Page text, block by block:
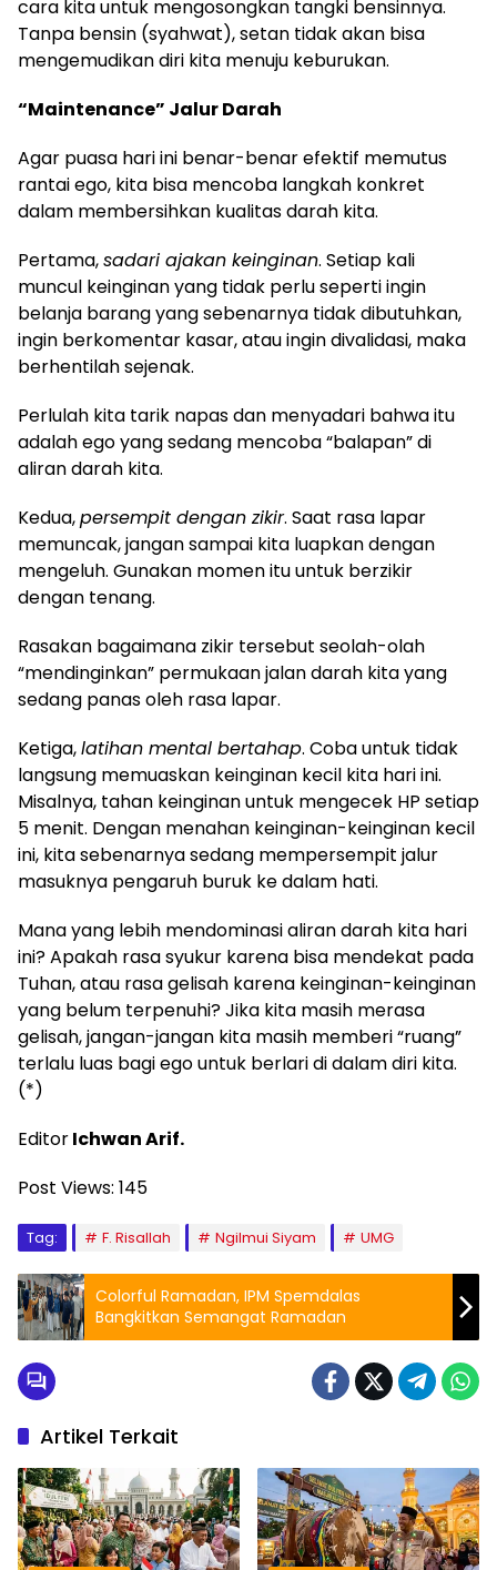
cara kita untuk mengosongkan tangki bensinnya.
Tanpa bensin (syahwat), setan tidak akan bisa
mengemudikan diri kita menuju keburukan.
“Maintenance” Jalur Darah
Agar puasa hari ini benar-benar efektif memutus
rantai ego, kita bisa mencoba langkah konkret
dalam membersihkan kualitas darah kita.
Pertama,sadari ajakan keinginan. Setiap kali
muncul keinginan yang tidak perlu seperti ingin
belanja barang yang sebenarnya tidak dibutuhkan,
ingin berkomentar kasar, atau ingin divalidasi, maka
berhentilah sejenak.
Perlulah kita tarik napas dan menyadari bahwa itu
adalah ego yang sedang mencoba “balapan” di
aliran darah kita.
Kedua,persempit dengan zikir. Saat rasa lapar
memuncak, jangan sampai kita luapkan dengan
mengeluh. Gunakan momen itu untuk berzikir
dengan tenang.
Rasakan bagaimana zikir tersebut seolah-olah
“mendinginkan” permukaan jalan darah kita yang
sedang panas oleh rasa lapar.
Ketiga,latihan mental bertahap. Coba untuk tidak
langsung memuaskan keinginan kecil kita hari ini.
Misalnya, tahan keinginan untuk mengecek HP setiap
5 menit. Dengan menahan keinginan-keinginan kecil
ini, kita sebenarnya sedang mempersempit jalur
masuknya pengaruh buruk ke dalam hati.
Mana yang lebih mendominasi aliran darah kita hari
ini? Apakah rasa syukur karena bisa mendekat pada
Tuhan, atau rasa gelisah karena keinginan-keinginan
yang belum terpenuhi? Jika kita masih merasa
gelisah, jangan-jangan kita masih memberi “ruang”
terlalu luas bagi ego untuk berlari di dalam diri kita.
(*)
EditorIchwan Arif.
Post Views: 145
Tag: F. Risallah Ngilmui Siyam UMG
Colorful Ramadan, IPM Spemdalas
Bangkitkan Semangat Ramadan
Artikel Terkait